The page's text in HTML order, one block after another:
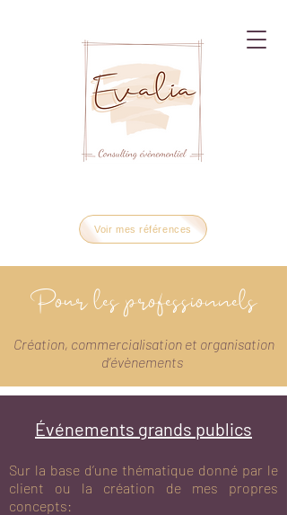
Voir mes références
Pour les professionnels
Création, commercialisation et organisation
d’évènements
Événements grands publics
Sur la base d’une thématique donné par le
client ou la création de mes propres
concepts: